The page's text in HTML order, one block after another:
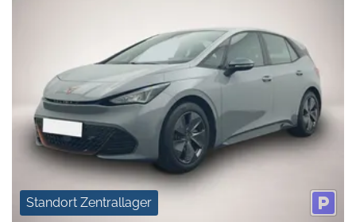
Standort Zentrallager